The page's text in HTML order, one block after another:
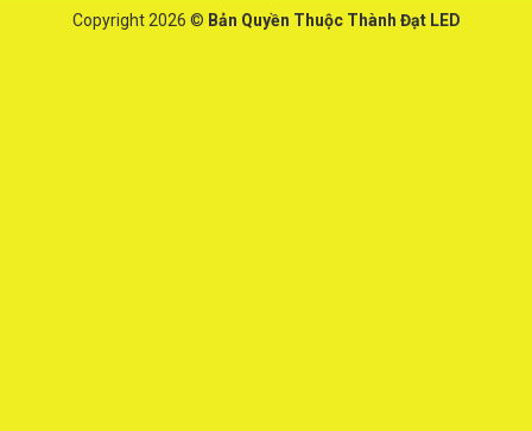
Copyright 2026 © Bản Quyền Thuộc Thành Đạt LED